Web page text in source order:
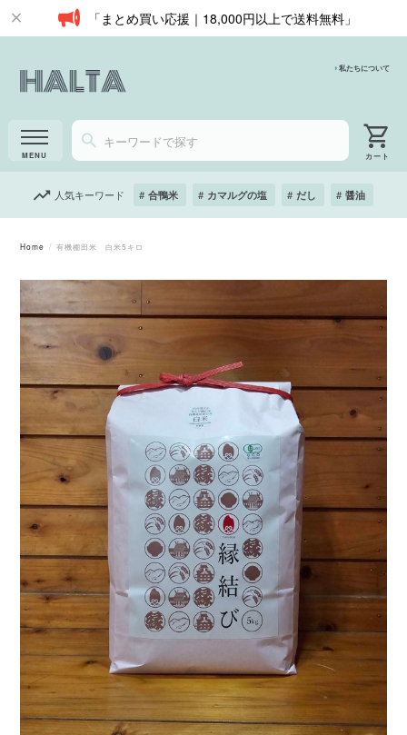
「まとめ買い応援｜18,000円以上で送料無料」
私たちについて
人気キーワード 合鴨米 カマルグの塩 だし 醤油
Home 有機棚田米 白米5キロ